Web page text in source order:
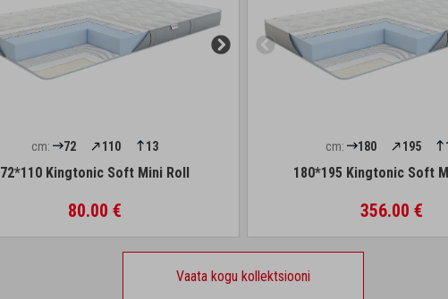
cm: 72 110 13
72*110 Kingtonic Soft Mini Roll
80.00 €
cm: 180 195
180*195 Kingtonic Soft
356.00 €
Vaata kogu kollektsiooni